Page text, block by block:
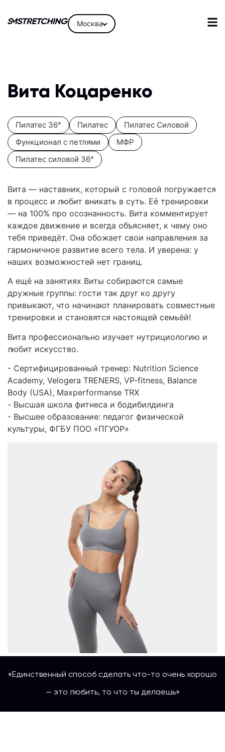
Москва
Вита Коцаренко
Пилатес 36° Пилатес
Пилатес Силовой
Функционал с петлями
МФР
Пилатес силовой 36°
Вита — наставник, который с головой погружается
в процесс и любит вникать в суть. Её тренировки
— на 100% про осознанность. Вита комментирует
каждое движение и всегда объясняет, к чему оно
тебя приведёт. Она обожает свои направления за
гармоничное развитие всего тела. И уверена: у
наших возможностей нет границ.
А ещё на занятиях Виты собираются самые
дружные группы: гости так друг ко другу
привыкают, что начинают планировать совместные
тренировки и становятся настоящей семьёй!
Вита профессионально изучает нутрициологию и
любит искусство.
- Сертифицированный тренер: Nutrition Science
Academy, Velogera TRENERS, VP-fitness, Balance
Body (USA), Maxperformanse TRX
- Высшая школа фитнеса и бодибилдинга
- Высшее образование: педагог физической
культуры, ФГБУ ПОО «ПГУОР»
«Единственный способ сделать что-то очень хорошо
— это любить, то что ты делаешь»